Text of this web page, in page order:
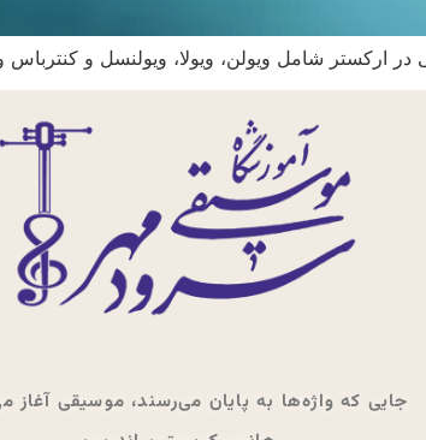
در ارکستر شامل ویولن، ویولا، ویولنسل و
جایی که واژه‌ها به پایان می‌رسند، موسیقی آغاز